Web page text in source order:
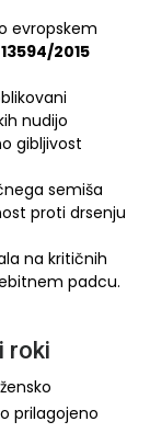
evropskem
2015
nudijo
gibljivost
semiša
proti drsenju
na kritičnih
padcu.
roki
prilagojeno